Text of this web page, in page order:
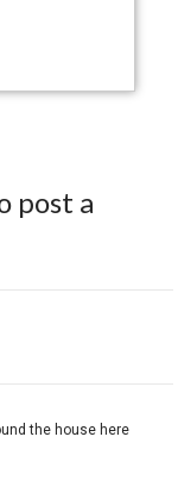
post a
the house here